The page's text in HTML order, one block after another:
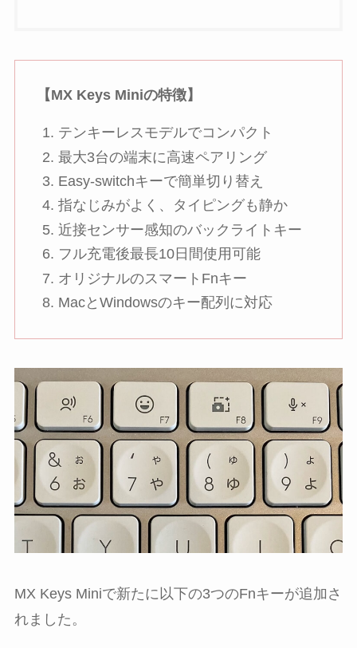
【MX Keys Miniの特徴】
テンキーレスモデルでコンパクト
最大3台の端末に高速ペアリング
Easy-switchキーで簡単切り替え
指なじみがよく、タイピングも静か
近接センサー感知のバックライトキー
フル充電後最長10日間使用可能
オリジナルのスマートFnキー
MacとWindowsのキー配列に対応
MX Keys Miniで新たに以下の3つのFnキーが追加さ
れました。